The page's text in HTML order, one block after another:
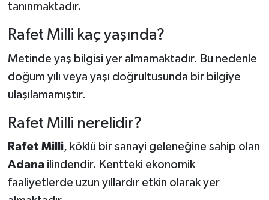
tanınmaktadır.
Rafet Milli kaç yaşında?
Metinde yaş bilgisi yer almamaktadır. Bu nedenle
doğum yılı veya yaşı doğrultusunda bir bilgiye
ulaşılamamıştır.
Rafet Milli nerelidir?
Rafet Milli, köklü bir sanayi geleneğine sahip olan
Adanailindendir. Kentteki ekonomik
faaliyetlerde uzun yıllardır etkin olarak yer